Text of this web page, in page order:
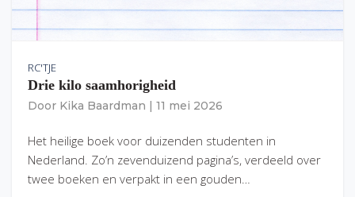
RC'TJE
Drie kilo saamhorigheid
Door Kika Baardman 11 mei 2026
Het heilige boek voor duizenden studenten in
Nederland. Zo’n zevenduizend pagina’s, verdeeld over
twee boeken en verpakt in een gouden…